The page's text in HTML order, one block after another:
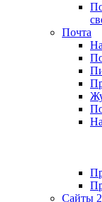
Почта
Сайты